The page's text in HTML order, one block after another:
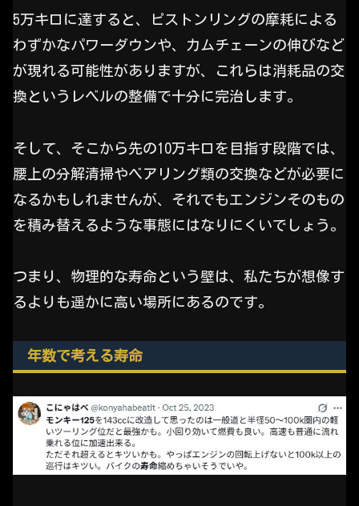
5万キロに達すると、ピストンリングの摩耗による
わずかなパワーダウンや、カムチェーンの伸びなど
が現れる可能性がありますが、これらは消耗品の交
換というレベルの整備で十分に完治します。
そして、そこから先の10万キロを目指す段階では、
腰上の分解清掃やベアリング類の交換などが必要に
なるかもしれませんが、それでもエンジンそのもの
を積み替えるような事態にはなりにくいでしょう。
つまり、物理的な寿命という壁は、私たちが想像す
るよりも遥かに高い場所にあるのです。
年数で考える寿命